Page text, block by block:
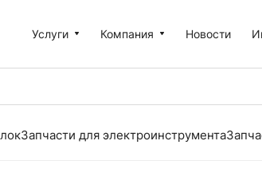
Услуги Компания Новости
Запчасти для электроинструмента